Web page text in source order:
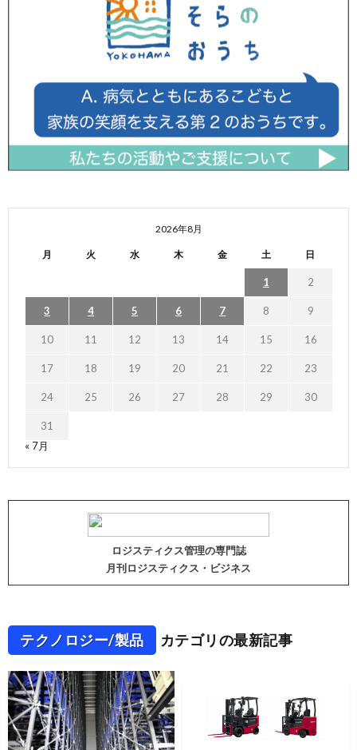
2026年8月
月 火 水 木 金 土 日
1 2
3 4 5 6 7 8 9
10 11 12 13 14 15 16
17 18 19 20 21 22 23
24 25 26 27 28 29 30
31
« 7月
ロジスティクス管理の専門誌
月刊ロジスティクス・ビジネス
テクノロジー/製品 カテゴリの最新記事